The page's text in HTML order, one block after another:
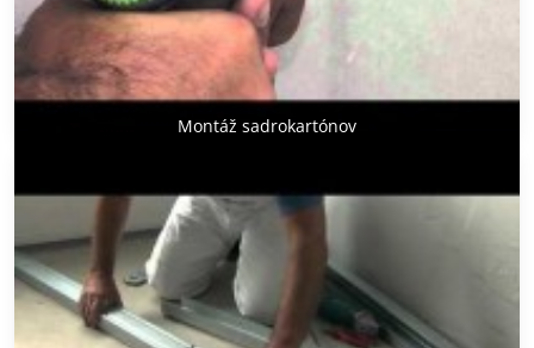
Montáž sadrokartónov